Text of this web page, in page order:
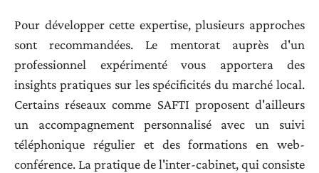
Pour développer cette expertise, plusieurs approches
sont recommandées. Le mentorat auprès d'un
professionnel expérimenté vous apportera des
insights pratiques sur les spécificités du marché local.
Certains réseaux comme SAFTI proposent d'ailleurs
un accompagnement personnalisé avec un suivi
téléphonique régulier et des formations en web-
conférence. La pratique de l'inter-cabinet, qui consiste